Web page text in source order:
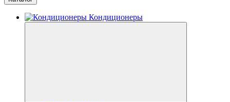
Кондиционеры